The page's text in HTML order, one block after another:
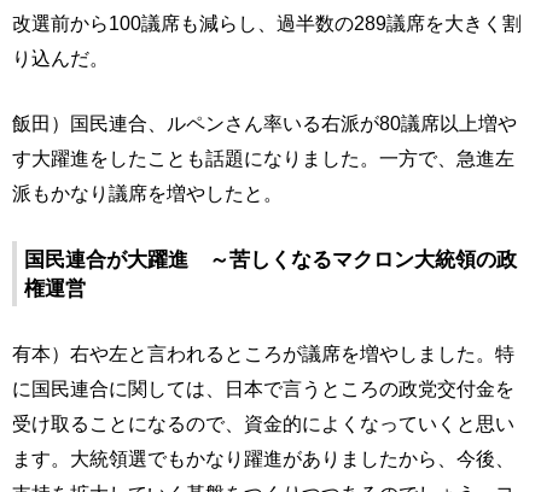
改選前から100議席も減らし、過半数の289議席を大きく割
り込んだ。
飯田）国民連合、ルペンさん率いる右派が80議席以上増や
す大躍進をしたことも話題になりました。一方で、急進左
派もかなり議席を増やしたと。
国民連合が大躍進 ～苦しくなるマクロン大統領の政
権運営
有本）右や左と言われるところが議席を増やしました。特
に国民連合に関しては、日本で言うところの政党交付金を
受け取ることになるので、資金的によくなっていくと思い
ます。大統領選でもかなり躍進がありましたから、今後、